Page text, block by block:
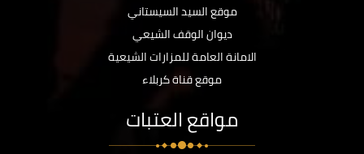
موقع السيد السيستاني
ديوان الوقف الشيعي
الامانة العامة للمزارات الشيعية
موقع قناة كربلاء
مواقع العتبات